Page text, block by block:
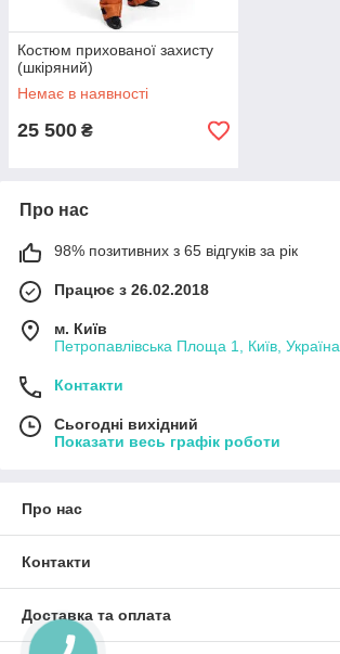
Костюм прихованої захисту
(шкіряний)
Немає в наявності
25 500 ₴
Про нас
98% позитивних з 65 відгуків за рік
Працює з 26.02.2018
м. Київ
Петропавлівська Площа 1, Київ, Україна
Контакти
Сьогодні вихідний
Показати весь графік роботи
Про нас
Контакти
Доставка та оплата
КНОПКА